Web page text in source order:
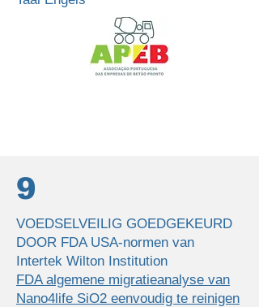
9
VOEDSELVEILIG GOEDGEKEURD
DOOR FDA USA-normen van
Intertek Wilton Institution
FDA algemene migratieanalyse van
Nano4life SiO2 eenvoudig te reinigen